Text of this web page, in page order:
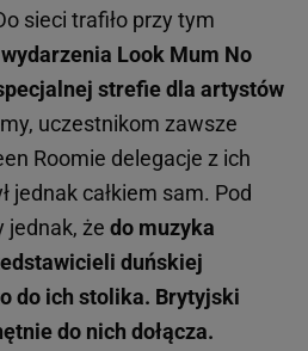
sieci trafiło przy tym
Look Mum No
strefie dla artystów
uczestnikom zawsze
Roomie delegacje z ich
jednak całkiem sam. Pod
jednak, że do muzyka
duńskiej
do ich stolika. Brytyjski
do nich dołącza.